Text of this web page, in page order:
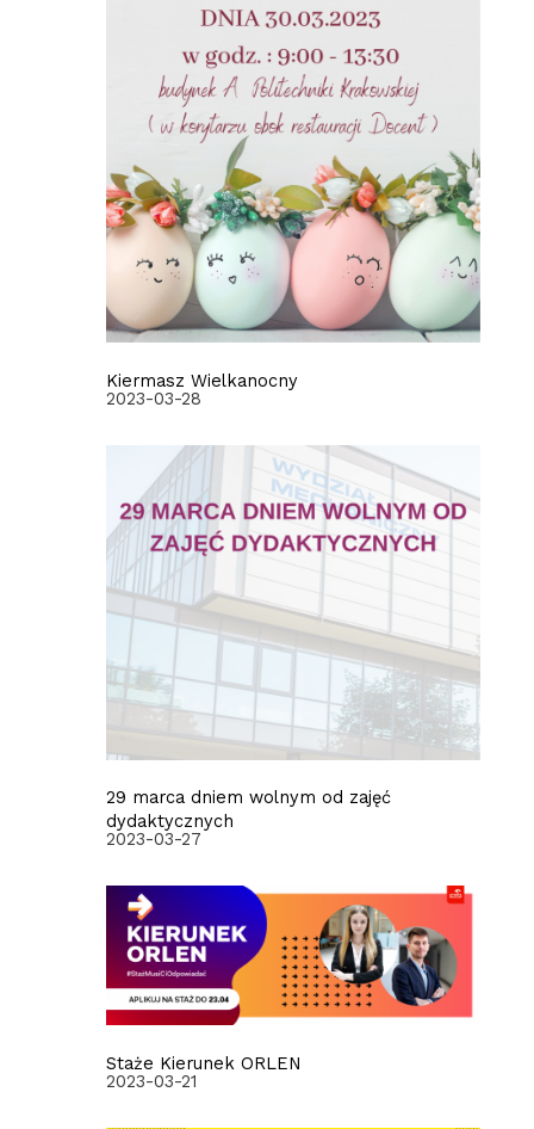
Kiermasz Wielkanocny
2023-03-28
29 marca dniem wolnym od zajęć
dydaktycznych
2023-03-27
Staże Kierunek ORLEN
2023-03-21